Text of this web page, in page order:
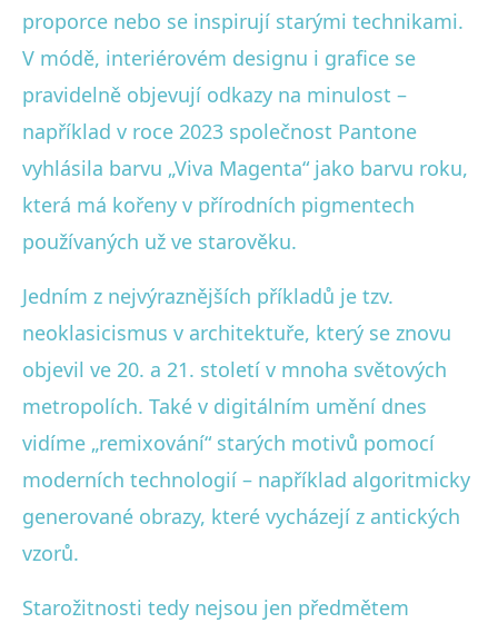
proporce nebo se inspirují starými technikami.
V módě, interiérovém designu i grafice se
pravidelně objevují odkazy na minulost –
například v roce 2023 společnost Pantone
vyhlásila barvu „Viva Magenta“ jako barvu roku,
která má kořeny v přírodních pigmentech
používaných už ve starověku.
Jedním z nejvýraznějších příkladů je tzv.
neoklasicismus v architektuře, který se znovu
objevil ve 20. a 21. století v mnoha světových
metropolích. Také v digitálním umění dnes
vidíme „remixování“ starých motivů pomocí
moderních technologií – například algoritmicky
generované obrazy, které vycházejí z antických
vzorů.
Starožitnosti tedy nejsou jen předmětem